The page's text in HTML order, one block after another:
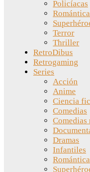
Policíacas
Terror
Thriller
RetroDibus
Retrogaming
Series
Acción
Anime
Ciencia
Comedias
Comedias
Dramas
Infantiles
Romántica